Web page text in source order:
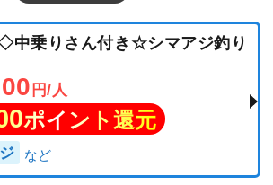
乗りさん付き☆シマアジ釣り
円/人
ポイント還元